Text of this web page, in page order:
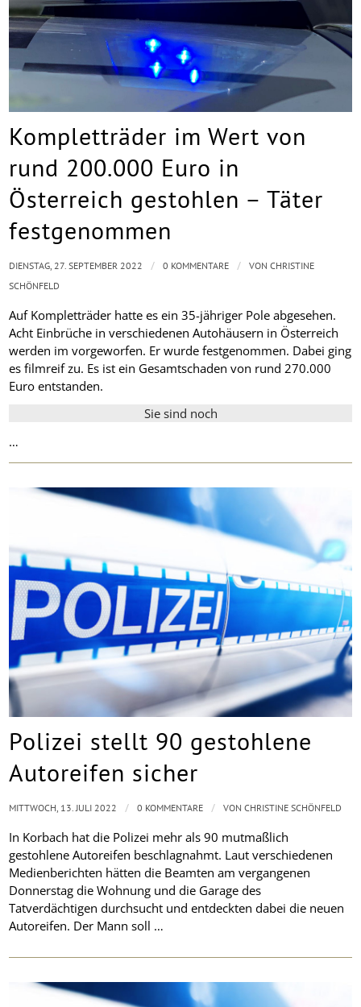
Kompletträder im Wert von
rund 200.000 Euro in
Österreich gestohlen – Täter
festgenommen
Auf Kompletträder hatte es ein 35-jähriger Pole abgesehen.
Acht Einbrüche in verschiedenen Autohäusern in Österreich
werden im vorgeworfen. Er wurde festgenommen. Dabei ging
es filmreif zu. Es ist ein Gesamtschaden von rund 270.000
Euro entstanden.
Sie sind noch
…
DIENSTAG, 27. SEPTEMBER 2022 / 0 KOMMENTARE / VONCHRISTINE
SCHÖNFELD
Polizei stellt 90 gestohlene
Autoreifen sicher
In Korbach hat die Polizei mehr als 90 mutmaßlich
gestohlene Autoreifen beschlagnahmt. Laut verschiedenen
Medienberichten hätten die Beamten am vergangenen
Donnerstag die Wohnung und die Garage des
Tatverdächtigen durchsucht und entdeckten dabei die neuen
Autoreifen. Der Mann soll …
MITTWOCH, 13. JULI 2022 / 0 KOMMENTARE / VONCHRISTINE SCHÖNFELD